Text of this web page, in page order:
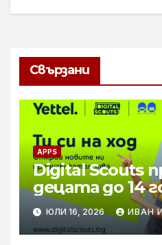
Свързани
APPS
Digital Scouts
децата до 14
онлайн игра
ЮЛИ 16, 2026 ИВАН